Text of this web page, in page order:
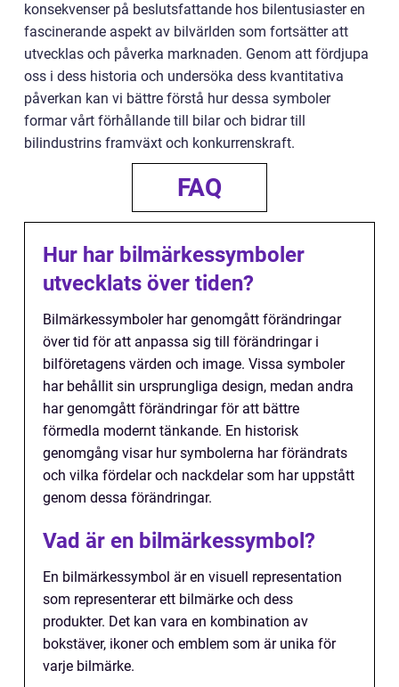
konsekvenser på beslutsfattande hos bilentusiaster en
fascinerande aspekt av bilvärlden som fortsätter att
utvecklas och påverka marknaden. Genom att fördjupa
oss i dess historia och undersöka dess kvantitativa
påverkan kan vi bättre förstå hur dessa symboler
formar vårt förhållande till bilar och bidrar till
bilindustrins framväxt och konkurrenskraft.
FAQ
Hur har bilmärkessymboler
utvecklats över tiden?
Bilmärkessymboler har genomgått förändringar
över tid för att anpassa sig till förändringar i
bilföretagens värden och image. Vissa symboler
har behållit sin ursprungliga design, medan andra
har genomgått förändringar för att bättre
förmedla modernt tänkande. En historisk
genomgång visar hur symbolerna har förändrats
och vilka fördelar och nackdelar som har uppstått
genom dessa förändringar.
Vad är en bilmärkessymbol?
En bilmärkessymbol är en visuell representation
som representerar ett bilmärke och dess
produkter. Det kan vara en kombination av
bokstäver, ikoner och emblem som är unika för
varje bilmärke.